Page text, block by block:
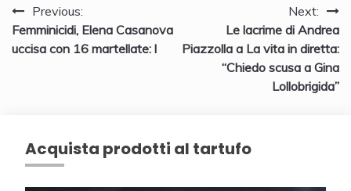
Navigazione
articoli
Previous:
Femminicidi, Elena Casanova
uccisa con 16 martellate: l
Next:
Le lacrime di Andrea
Piazzolla a La vita in diretta:
“Chiedo scusa a Gina
Lollobrigida”
Acquista prodotti al tartufo